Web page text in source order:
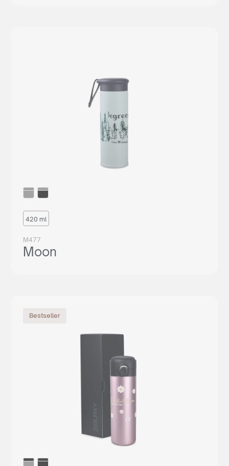
420 ml
M477
Moon
Bestseller
Chcesz nawiązać z nami długoletnią współpracę? Sprawdź
naszą ofertę współpracy, załóż darmowe konto w naszym
WSPÓŁPRACA
+48 539 530 957
Jesteś
klientem końcowym?
produktów? Wyślij do nas zapytanie, a my wskażemy Ci